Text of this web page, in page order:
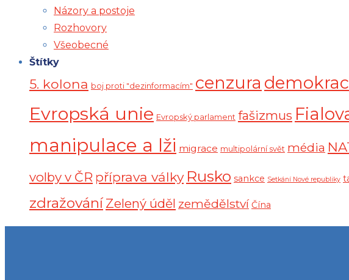
Názory a postoje
Rozhovory
Všeobecné
Štítky
5. kolona boj proti "dezinformacím" cenzura
Evropská unie Evropský parlament fašizmus
manipulace a lži migrace multipolární svět média
volby v ČR příprava války Rusko sankce Setkání Nové republiky
zdražování Zelený úděl zemědělství Čína